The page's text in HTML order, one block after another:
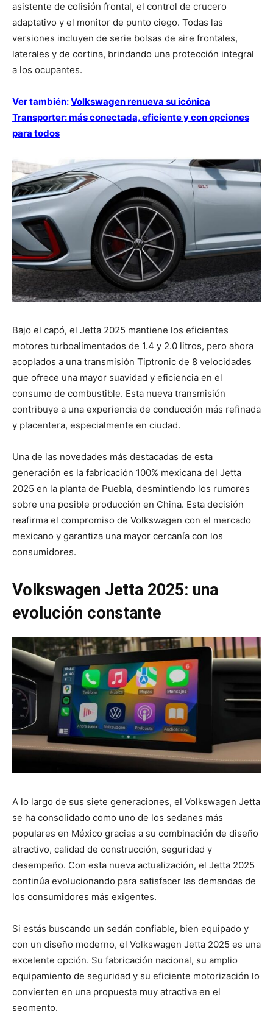
asistente de colisión frontal, el control de crucero
adaptativo y el monitor de punto ciego. Todas las
versiones incluyen de serie bolsas de aire frontales,
laterales y de cortina, brindando una protección integral
a los ocupantes.
Ver también:Volkswagen renueva su icónica
Transporter: más conectada, eficiente y con opciones
para todos
Bajo el capó, el Jetta 2025 mantiene los eficientes
motores turboalimentados de 1.4 y 2.0 litros, pero ahora
acoplados a una transmisión Tiptronic de 8 velocidades
que ofrece una mayor suavidad y eficiencia en el
consumo de combustible. Esta nueva transmisión
contribuye a una experiencia de conducción más refinada
y placentera, especialmente en ciudad.
Una de las novedades más destacadas de esta
generación es la fabricación 100% mexicana del Jetta
2025 en la planta de Puebla, desmintiendo los rumores
sobre una posible producción en China. Esta decisión
reafirma el compromiso de Volkswagen con el mercado
mexicano y garantiza una mayor cercanía con los
consumidores.
Volkswagen Jetta 2025: una
evolución constante
A lo largo de sus siete generaciones, el Volkswagen Jetta
se ha consolidado como uno de los sedanes más
populares en México gracias a su combinación de diseño
atractivo, calidad de construcción, seguridad y
desempeño. Con esta nueva actualización, el Jetta 2025
continúa evolucionando para satisfacer las demandas de
los consumidores más exigentes.
Si estás buscando un sedán confiable, bien equipado y
con un diseño moderno, el Volkswagen Jetta 2025 es una
excelente opción. Su fabricación nacional, su amplio
equipamiento de seguridad y su eficiente motorización lo
convierten en una propuesta muy atractiva en el
segmento.